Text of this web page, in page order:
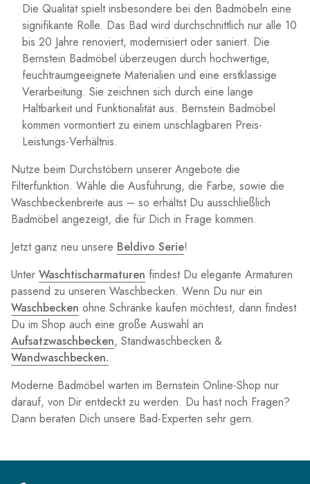
Die Qualität spielt insbesondere bei den Badmöbeln eine
signifikante Rolle. Das Bad wird durchschnittlich nur alle 10
bis 20 Jahre renoviert, modernisiert oder saniert. Die
Bernstein Badmöbel überzeugen durch hochwertige,
feuchtraumgeeignete Materialien und eine erstklassige
Verarbeitung. Sie zeichnen sich durch eine lange
Haltbarkeit und Funktionalität aus. Bernstein Badmöbel
kommen vormontiert zu einem unschlagbaren Preis-
Leistungs-Verhältnis.
Nutze beim Durchstöbern unserer Angebote die
Filterfunktion. Wähle die Ausführung, die Farbe, sowie die
Waschbeckenbreite aus – so erhältst Du ausschließlich
Badmöbel angezeigt, die für Dich in Frage kommen.
Jetzt ganz neu unsere Beldivo Serie!
Unter Waschtischarmaturen findest Du elegante Armaturen
passend zu unseren Waschbecken. Wenn Du nur ein
Waschbecken ohne Schränke kaufen möchtest, dann findest
Du im Shop auch eine große Auswahl an
Aufsatzwaschbecken, Standwaschbecken &
Wandwaschbecken.
Moderne Badmöbel warten im Bernstein Online-Shop nur
darauf, von Dir entdeckt zu werden. Du hast noch Fragen?
Dann beraten Dich unsere Bad-Experten sehr gern.